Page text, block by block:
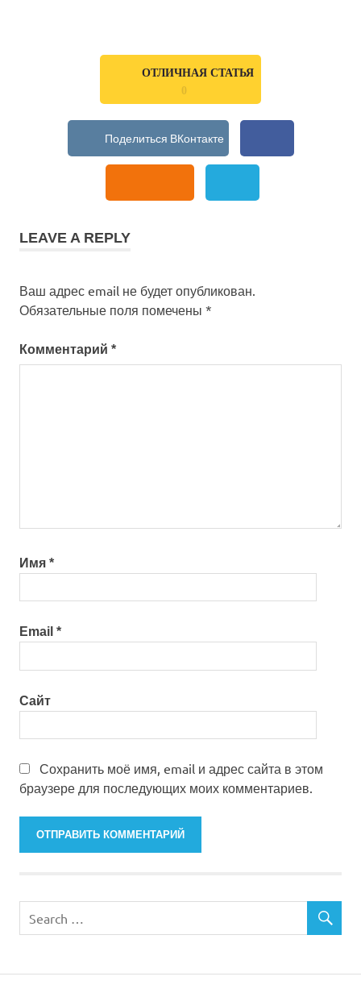
ОТЛИЧНАЯ СТАТЬЯ
0
LEAVE A REPLY
Ваш адрес email не будет опубликован.
Обязательные поля помечены *
Комментарий *
Имя *
Email *
Сайт
Сохранить моё имя, email и адрес сайта в этом
браузере для последующих моих комментариев.